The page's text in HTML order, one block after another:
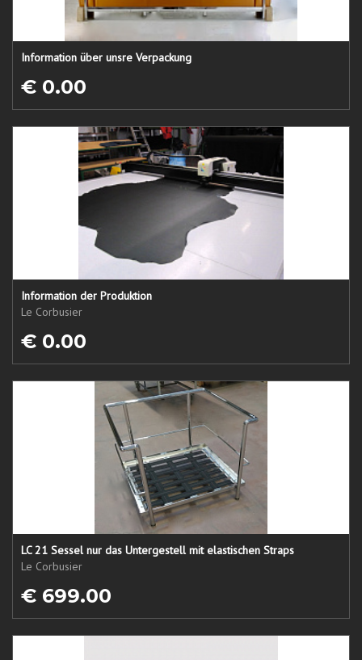
Information über unsre Verpackung
€ 0.00
Information der Produktion
Le Corbusier
€ 0.00
LC 21 Sessel nur das Untergestell mit elastischen Straps
Le Corbusier
€ 699.00